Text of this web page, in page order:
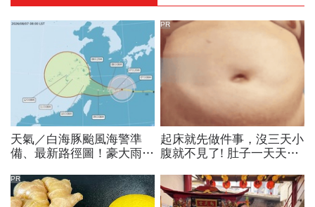
天氣／白海豚颱風海警準
備、最新路徑圖！豪大雨紫
颱風假機率多大，10日報
先看
起床就先做件事，沒三天小
腹就不見了! 肚子一天天變
PR
PR